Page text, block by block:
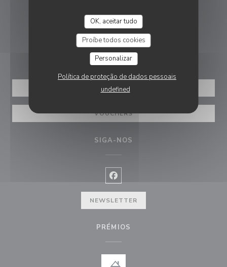
OK, aceitar tudo
Proíbe todos cookies
Personalizar
Política de proteção de dados pessoais
undefined
04 66 93 64 81
RESERVA
RESERVAR UMA MESA
VOUCHERS
SIGA-NOS
Facebook ((abre numa nova
NEWSLETTER
PRÉMIOS